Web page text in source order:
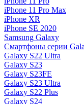
iPhone 11 Pro Max
iPhone XR
iPhone SE 2020
Samsung Galaxy
Смартфоны серии
Galaxy S22 Ultra
Galaxy S23
Galaxy S23FE
Galaxy S23 Ultra
Galaxy S22 Plus
Galaxy S24